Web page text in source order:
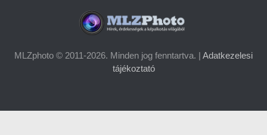
MLZphoto © 2011-2026. Minden jog fenntartva. | Adatkezelesi
tájékoztató